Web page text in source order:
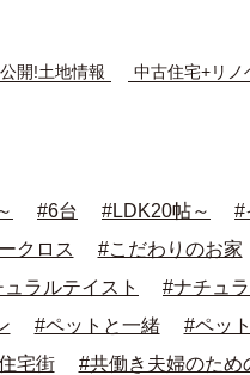
開!土地情報 中古住宅+リノ
#6台 #LDK20帖～ #
クロス #こだわりのお家
ラルテイスト #ナチュ
#ペットと一緒 #ペッ
宅街 #共働き夫婦のため